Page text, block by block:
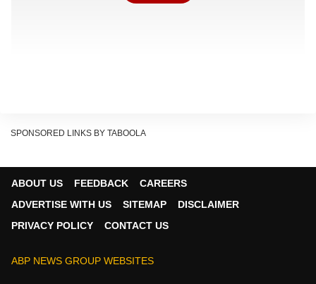
SPONSORED LINKS BY TABOOLA
ABOUT US FEEDBACK
CAREERS
ADVERTISE WITH US
SITEMAP
DISCLAIMER
PRIVACY POLICY
CONTACT US
ABP NEWS GROUP WEBSITES